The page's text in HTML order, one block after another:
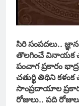
సిరి సంపదలు..
తొలగించే వినాయక
పంచాగ ప్రకారం
చతుర్థి తిథిని
సాంప్రదాయాల
రోజులు.. పది